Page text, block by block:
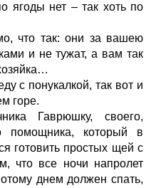
ягоды нет – так хоть по
что так: они за вашею
и не тужат, а вам так
с понукалкой, так вот и
горе.
Гаврюшку, своего,
помощника, который в
готовить простых щей с
что все ночи напролет
днем должен спать,